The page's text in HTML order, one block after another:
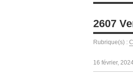
2607
Rubrique(s) :
16 février,